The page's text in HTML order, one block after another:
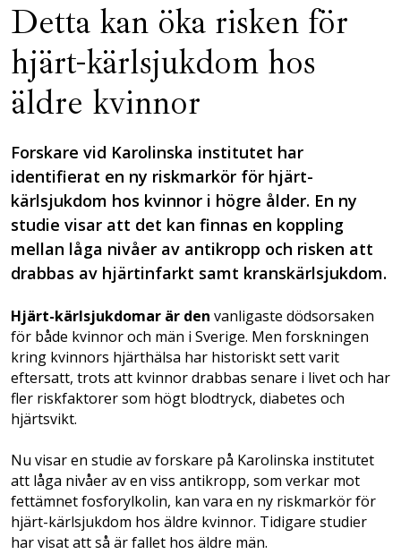
Detta kan öka risken för
hjärt-kärlsjukdom hos
äldre kvinnor
Forskare vid Karolinska institutet har
identifierat en ny riskmarkör för hjärt-
kärlsjukdom hos kvinnor i högre ålder. En ny
studie visar att det kan finnas en koppling
mellan låga nivåer av antikropp och risken att
drabbas av hjärtinfarkt samt kranskärlsjukdom.
Hjärt-kärlsjukdomar är den vanligaste dödsorsaken
för både kvinnor och män i Sverige. Men forskningen
kring kvinnors hjärthälsa har historiskt sett varit
eftersatt, trots att kvinnor drabbas senare i livet och har
fler riskfaktorer som högt blodtryck, diabetes och
hjärtsvikt.
Nu visar en studie av forskare på Karolinska institutet
att låga nivåer av en viss antikropp, som verkar mot
fettämnet fosforylkolin, kan vara en ny riskmarkör för
hjärt-kärlsjukdom hos äldre kvinnor. Tidigare studier
har visat att så är fallet hos äldre män.